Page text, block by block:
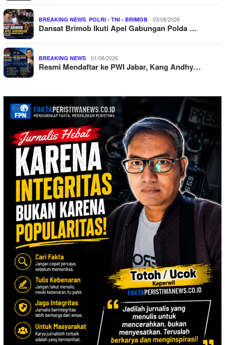
BREAKING NEWS POLRI - TNI - BRIMOB 03/08/2026
Dansat Brimob Ikuti Apel Gabungan Polda …
BREAKING NEWS 01/08/2026
Resmi Mendaftar ke PWI Jabar, Kang Andhy…